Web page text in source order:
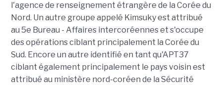
l'agence de renseignement étrangère de la Corée du
Nord. Un autre groupe appelé Kimsuky est attribué
au 5e Bureau - Affaires intercoréennes et s'occupe
des opérations ciblant principalement la Corée du
Sud. Encore un autre identifié en tant qu'APT37
ciblant également principalement le pays voisin est
attribué au ministère nord-coréen de la Sécurité